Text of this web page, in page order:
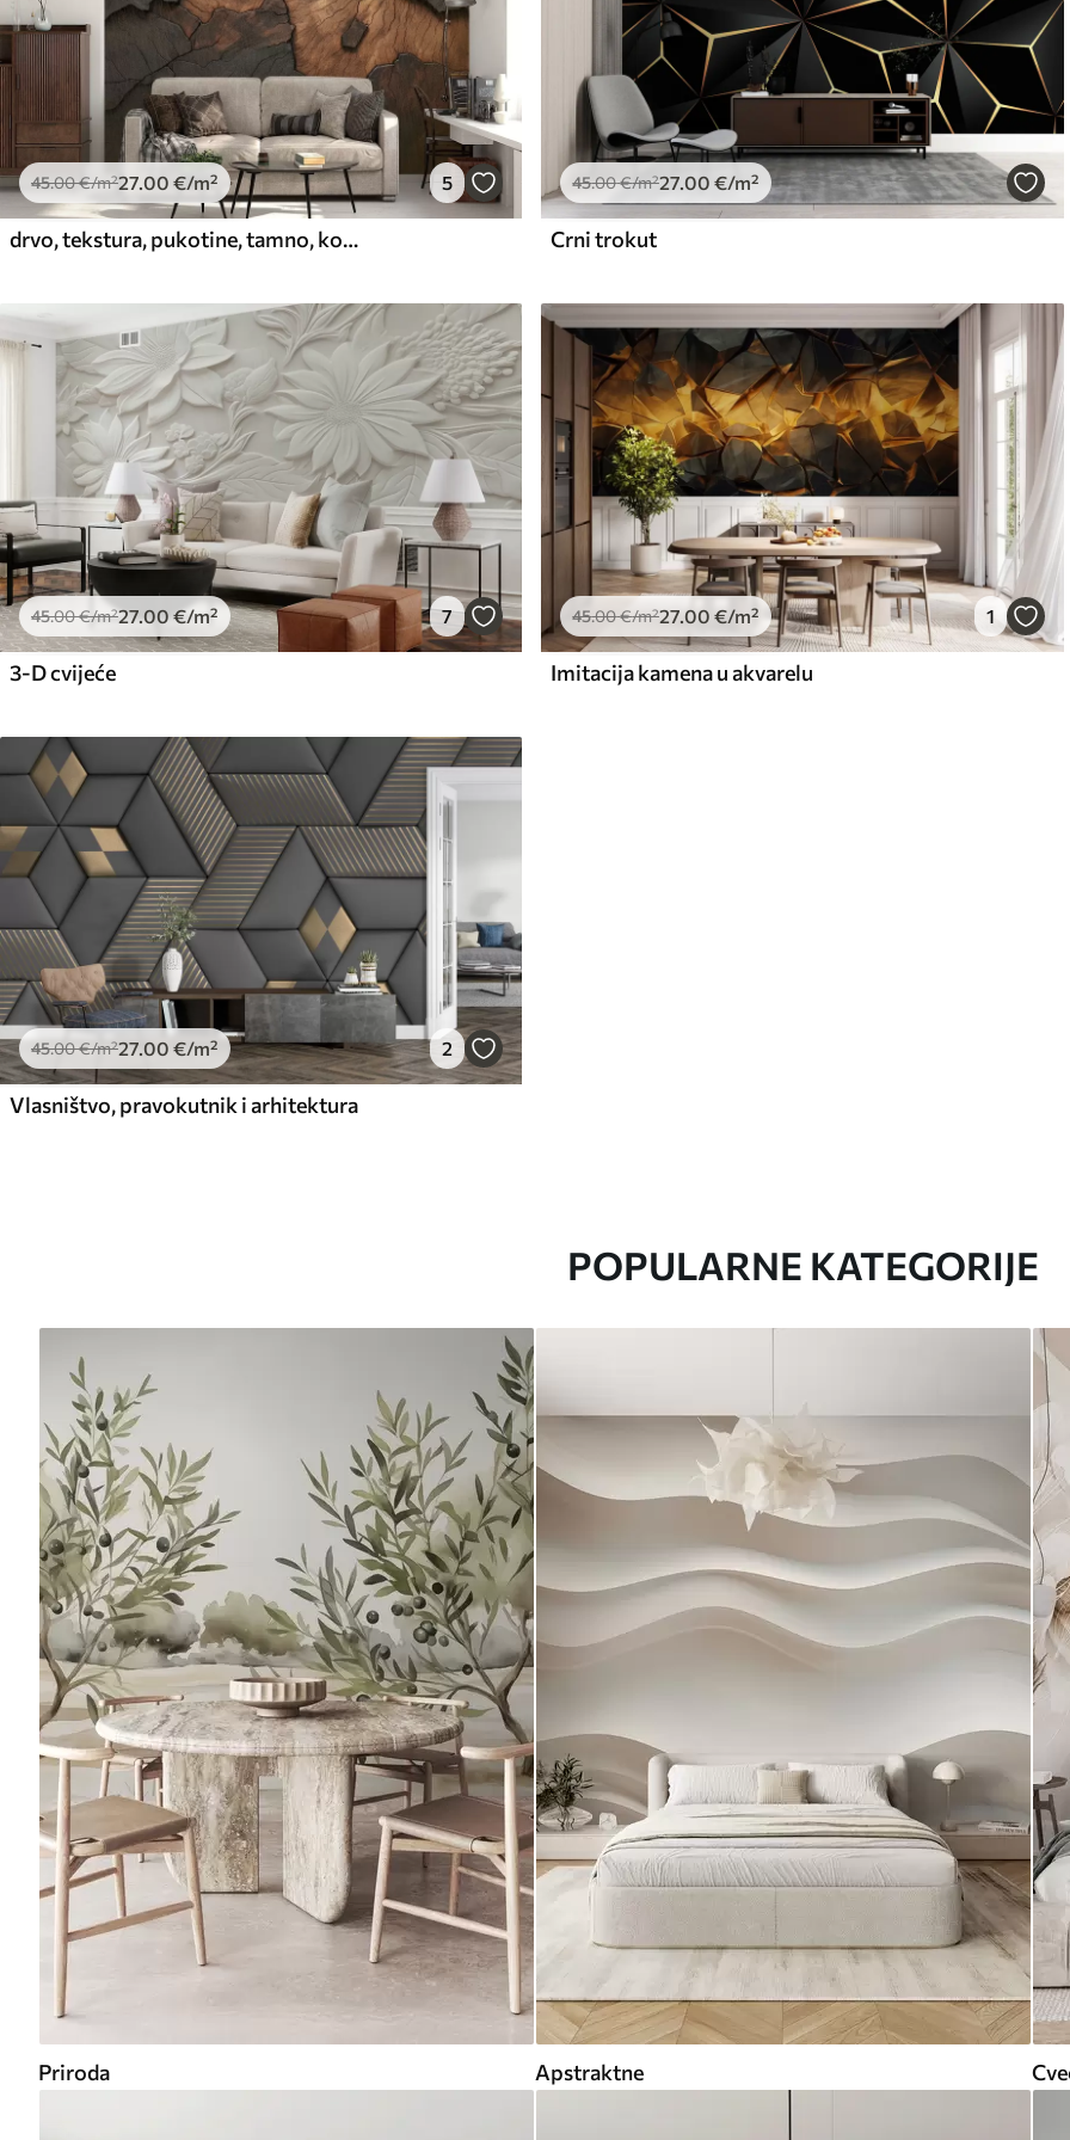
45.00€/m²27.00 €/m² 5
drvo, tekstura, pukotine, tamno, kora, površina
45.00€/m²27.00 €/m²
Crni trokut
45.00€/m²27 .00 €/m² 7
3-D cvijeće
45.00€/m²27.00 €/m² 1
Imitacija kamena u akvarelu
45.00€/m²27.00 €/m² 2
Vlasništvo, pravokutnik i arhitektura
POPULARNE KATEGORIJE
Priroda Apstraktne